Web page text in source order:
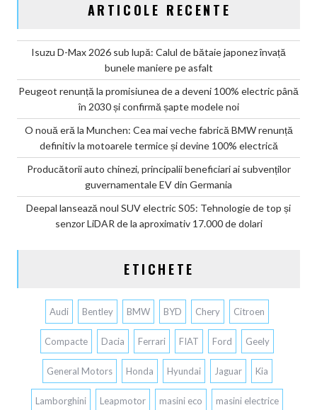
ARTICOLE RECENTE
Isuzu D-Max 2026 sub lupă: Calul de bătaie japonez învață
bunele maniere pe asfalt
Peugeot renunță la promisiunea de a deveni 100% electric până
în 2030 și confirmă șapte modele noi
O nouă eră la Munchen: Cea mai veche fabrică BMW renunță
definitiv la motoarele termice și devine 100% electrică
Producătorii auto chinezi, principalii beneficiari ai subvenților
guvernamentale EV din Germania
Deepal lansează noul SUV electric S05: Tehnologie de top și
senzor LiDAR de la aproximativ 17.000 de dolari
ETICHETE
Audi Bentley BMW BYD Chery Citroen
Compacte Dacia Ferrari FIAT Ford Geely
General Motors Honda Hyundai Jaguar Kia
Lamborghini Leapmotor masini eco masini electrice